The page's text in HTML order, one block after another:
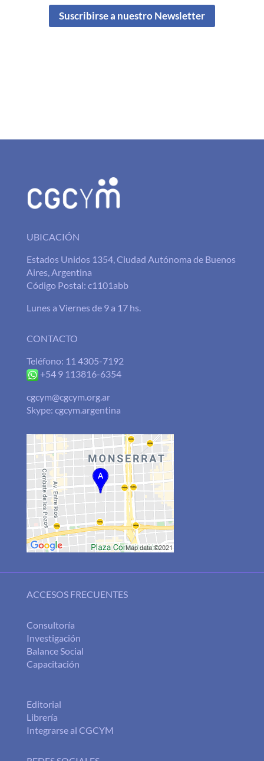
Suscribirse a nuestro Newsletter
UBICACIÓN
Estados Unidos 1354, Ciudad Autónoma de Buenos
Aires, Argentina
Código Postal: c1101abb
Lunes a Viernes de 9 a 17 hs.
CONTACTO
Teléfono: 11 4305-7192
+54 9 113816-6354
cgcym@cgcym.org.ar
Skype: cgcym.argentina
ACCESOS FRECUENTES
Consultoría
Investigación
Balance Social
Capacitación
Editorial
Librería
Integrarse al CGCYM